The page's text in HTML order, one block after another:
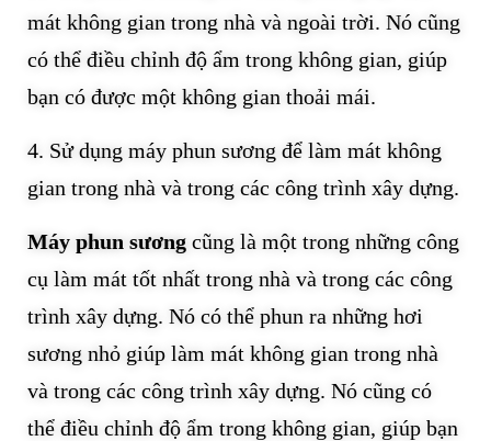
mát không gian trong nhà và ngoài trời. Nó cũng
có thể điều chỉnh độ ẩm trong không gian, giúp
bạn có được một không gian thoải mái.
4. Sử dụng máy phun sương để làm mát không
gian trong nhà và trong các công trình xây dựng.
Máy phun sương cũng là một trong những công
cụ làm mát tốt nhất trong nhà và trong các công
trình xây dựng. Nó có thể phun ra những hơi
sương nhỏ giúp làm mát không gian trong nhà
và trong các công trình xây dựng. Nó cũng có
thể điều chỉnh độ ẩm trong không gian, giúp bạn